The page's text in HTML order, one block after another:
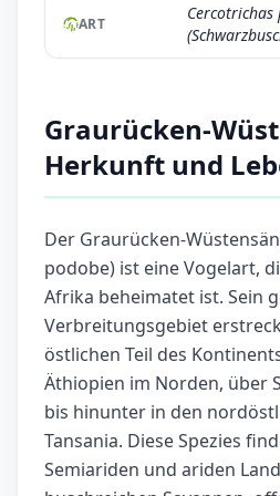
ART
Cercotrichas
Graurücken-
Herkunft und
Der Graurücken-
podobe) ist eine Vogelart,
Afrika beheimatet ist. Sein
Verbreitungsgebiet
östlichen Teil des
Äthiopien im Norden, über
bis hinunter in den
Tansania. Diese Spezies
Semiariden und ariden